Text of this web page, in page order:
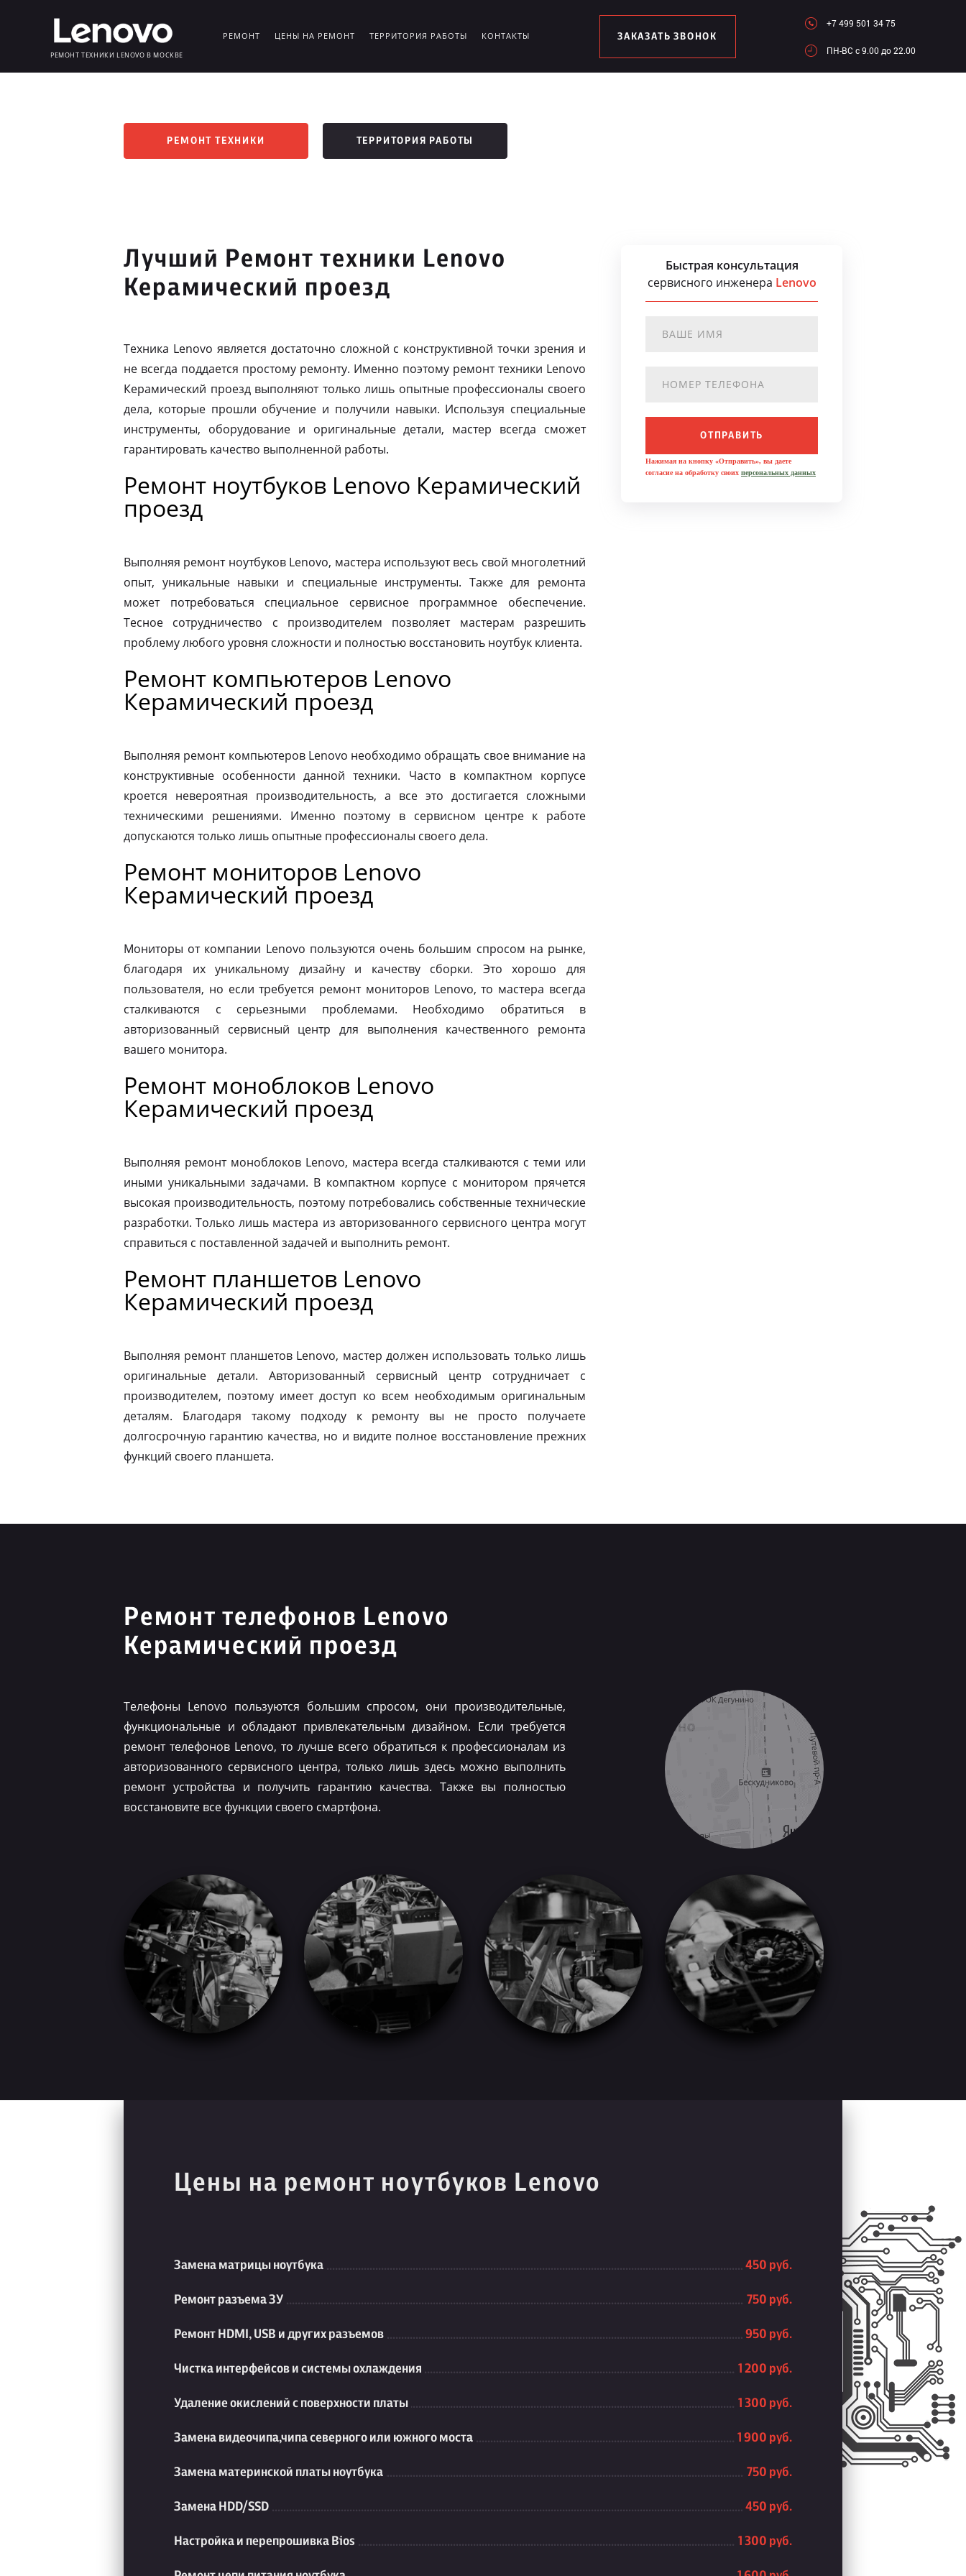
РЕМОНТ ТЕХНИКИ LENOVO В МОСКВЕ
РЕМОНТ ЦЕНЫ НА РЕМОНТ ТЕРРИТОРИЯ РАБОТЫ КОНТАКТЫ ЗАКАЗАТЬ ЗВОНОК
+7 499 501 34 75
ПН-ВC c 9.00 до 22.00
РЕМОНТ ТЕХНИКИ ТЕРРИТОРИЯ РАБОТЫ
Лучший Ремонт техники Lenovo
Керамический проезд
Техника Lenovo является достаточно сложной с конструктивной точки зрения и
не всегда поддается простому ремонту. Именно поэтому ремонт техники Lenovo
Керамический проезд выполняют только лишь опытные профессионалы своего
дела, которые прошли обучение и получили навыки. Используя специальные
инструменты, оборудование и оригинальные детали, мастер всегда сможет
гарантировать качество выполненной работы.
Ремонт ноутбуков Lenovo Керамический
проезд
Выполняя ремонт ноутбуков Lenovo, мастера используют весь свой многолетний
опыт, уникальные навыки и специальные инструменты. Также для ремонта
может потребоваться специальное сервисное программное обеспечение.
Тесное сотрудничество с производителем позволяет мастерам разрешить
проблему любого уровня сложности и полностью восстановить ноутбук клиента.
Ремонт компьютеров Lenovo
Керамический проезд
Выполняя ремонт компьютеров Lenovo необходимо обращать свое внимание на
конструктивные особенности данной техники. Часто в компактном корпусе
кроется невероятная производительность, а все это достигается сложными
техническими решениями. Именно поэтому в сервисном центре к работе
допускаются только лишь опытные профессионалы своего дела.
Ремонт мониторов Lenovo
Керамический проезд
Мониторы от компании Lenovo пользуются очень большим спросом на рынке,
благодаря их уникальному дизайну и качеству сборки. Это хорошо для
пользователя, но если требуется ремонт мониторов Lenovo, то мастера всегда
сталкиваются с серьезными проблемами. Необходимо обратиться в
авторизованный сервисный центр для выполнения качественного ремонта
вашего монитора.
Ремонт моноблоков Lenovo
Керамический проезд
Выполняя ремонт моноблоков Lenovo, мастера всегда сталкиваются с теми или
иными уникальными задачами. В компактном корпусе с монитором прячется
высокая производительность, поэтому потребовались собственные технические
разработки. Только лишь мастера из авторизованного сервисного центра могут
справиться с поставленной задачей и выполнить ремонт.
Ремонт планшетов Lenovo
Керамический проезд
Выполняя ремонт планшетов Lenovo, мастер должен использовать только лишь
оригинальные детали. Авторизованный сервисный центр сотрудничает с
производителем, поэтому имеет доступ ко всем необходимым оригинальным
деталям. Благодаря такому подходу к ремонту вы не просто получаете
долгосрочную гарантию качества, но и видите полное восстановление прежних
функций своего планшета.
Быстрая консультация
сервисного инженера Lenovo
ОТПРАВИТЬ
Нажимая на кнопку «Отправить», вы даете
согласие на обработку своих персональных данных
Ремонт телефонов Lenovo
Керамический проезд
Телефоны Lenovo пользуются большим спросом, они производительные,
функциональные и обладают привлекательным дизайном. Если требуется
ремонт телефонов Lenovo, то лучше всего обратиться к профессионалам из
авторизованного сервисного центра, только лишь здесь можно выполнить
ремонт устройства и получить гарантию качества. Также вы полностью
восстановите все функции своего смартфона.
Цены на ремонт ноутбуков Lenovo
Замена матрицы ноутбука 450 руб.
Ремонт разъема ЗУ 750 руб.
Ремонт HDMI, USB и других разъемов 950 руб.
Чистка интерфейсов и системы охлаждения 1 200 руб.
Удаление окислений с поверхности платы 1 300 руб.
Замена видеочипа,чипа северного или южного моста 1 900 руб.
Замена материнской платы ноутбука 750 руб.
Замена HDD/SSD 450 руб.
Настройка и перепрошивка Bios 1 300 руб.